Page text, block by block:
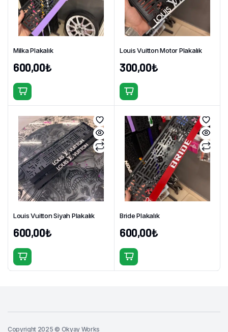
Milka Plakalık
600,00₺
Louis Vuitton Motor Plakalık
300,00₺
Louis Vuitton Siyah Plakalık
600,00₺
Bride Plakalık
600,00₺
Copyright 2025 © Okyay Works